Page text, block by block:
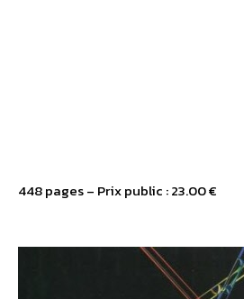
448 pages – Prix public : 23.00 €